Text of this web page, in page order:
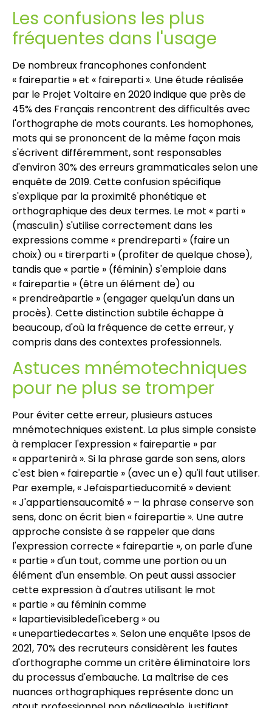
Les confusions les plus
fréquentes dans l'usage
De nombreux francophones confondent
« fairepartie » et « faireparti ». Une étude réalisée
par le Projet Voltaire en 2020 indique que près de
45% des Français rencontrent des difficultés avec
l'orthographe de mots courants. Les homophones,
mots qui se prononcent de la même façon mais
s'écrivent différemment, sont responsables
d'environ 30% des erreurs grammaticales selon une
enquête de 2019. Cette confusion spécifique
s'explique par la proximité phonétique et
orthographique des deux termes. Le mot « parti »
(masculin) s'utilise correctement dans les
expressions comme « prendreparti » (faire un
choix) ou « tirerparti » (profiter de quelque chose),
tandis que « partie » (féminin) s'emploie dans
« fairepartie » (être un élément de) ou
« prendreàpartie » (engager quelqu'un dans un
procès). Cette distinction subtile échappe à
beaucoup, d'où la fréquence de cette erreur, y
compris dans des contextes professionnels.
Astuces mnémotechniques
pour ne plus se tromper
Pour éviter cette erreur, plusieurs astuces
mnémotechniques existent. La plus simple consiste
à remplacer l'expression « fairepartie » par
« appartenirà ». Si la phrase garde son sens, alors
c'est bien « fairepartie » (avec un e) qu'il faut utiliser.
Par exemple, « Jefaispartieducomité » devient
« J'appartiensaucomité » – la phrase conserve son
sens, donc on écrit bien « fairepartie ». Une autre
approche consiste à se rappeler que dans
l'expression correcte « fairepartie », on parle d'une
« partie » d'un tout, comme une portion ou un
élément d'un ensemble. On peut aussi associer
cette expression à d'autres utilisant le mot
« partie » au féminin comme
« lapartievisibledel'iceberg » ou
« unepartiedecartes ». Selon une enquête Ipsos de
2021, 70% des recruteurs considèrent les fautes
d'orthographe comme un critère éliminatoire lors
du processus d'embauche. La maîtrise de ces
nuances orthographiques représente donc un